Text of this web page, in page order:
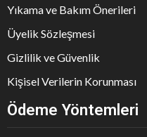
Yıkama ve Bakım Önerileri
Üyelik Sözleşmesi
Gizlilik ve Güvenlik
Kişisel Verilerin Korunması
Ödeme Yöntemleri